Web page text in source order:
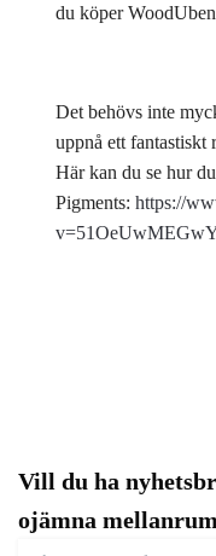
du köper
Det behövs inte
uppnå ett fantastiskt
Här kan du se hur
Pigments: https://
Vill du ha
ojämna mellanrum